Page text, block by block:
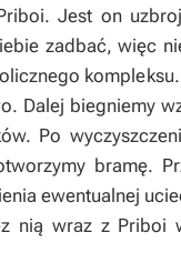
Jest on
zadbać, więc
Dalej biegniemy
Po
bramę.
ewentualnej
nią wraz z Priboi